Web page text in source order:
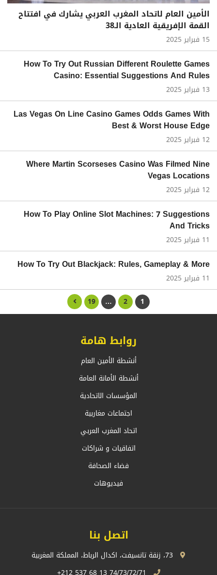
الأمين العام لاتحاد المغرب العربي يشارك في افتتاح
القمة الإفريقية العادية الـ38
15 فبراير 2025
How To Try Out Russian Different Roulette Games
Casino: Essential Suggestions And Rules
13 فبراير 2025
Las Vegas On Line Casino Games Odds Games With
Best & Worst House Edge
12 فبراير 2025
Where Martin Scorseses Casino Was Filmed Nine
Vegas Locations
12 فبراير 2025
How To Play Online Slot Machines: 7 Suggestions
And Tricks
11 فبراير 2025
How To Try Out Blackjack: Rules, Gameplay & More
11 فبراير 2025
1
2
…
19
روابط هامة
أنشطة الأمين العام
أنشطة الأمانة العامة
المؤسسات الاتحادية
اجتماعات مغاربية
اتحاد المغرب العربي
اتفاقيات و شراكات
فضاء الصحافة
فيديوهات
اتصل بنا